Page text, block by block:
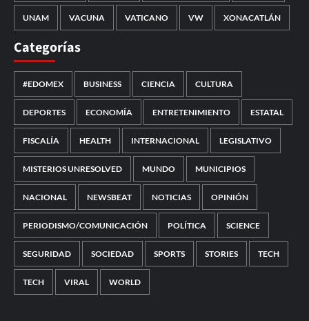
UNAM VACUNA VATICANO VW XONACATLÁN
Categorías
#EDOMEX BUSINESS CIENCIA CULTURA
DEPORTES ECONOMÍA ENTRETENIMIENTO ESTATAL
FISCALÍA HEALTH INTERNACIONAL LEGISLATIVO
MISTERIOS UNRESOLVED MUNDO MUNICIPIOS
NACIONAL NEWSBEAT NOTICIAS OPINIÓN
PERIODISMO/COMUNICACIÓN POLÍTICA SCIENCE
SEGURIDAD SOCIEDAD SPORTS STORIES TECH
TECH VIRAL WORLD